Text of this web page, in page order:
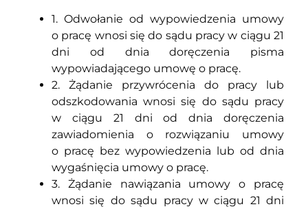
1. Odwołanie od wypowiedzenia umowy
o pracę wnosi się do sądu pracy w ciągu 21
dni od dnia doręczenia pisma
wypowiadającego umowę o pracę.
2. Żądanie przywrócenia do pracy lub
odszkodowania wnosi się do sądu pracy
w ciągu 21 dni od dnia doręczenia
zawiadomienia o rozwiązaniu umowy
o pracę bez wypowiedzenia lub od dnia
wygaśnięcia umowy o pracę.
3. Żądanie nawiązania umowy o pracę
wnosi się do sądu pracy w ciągu 21 dni